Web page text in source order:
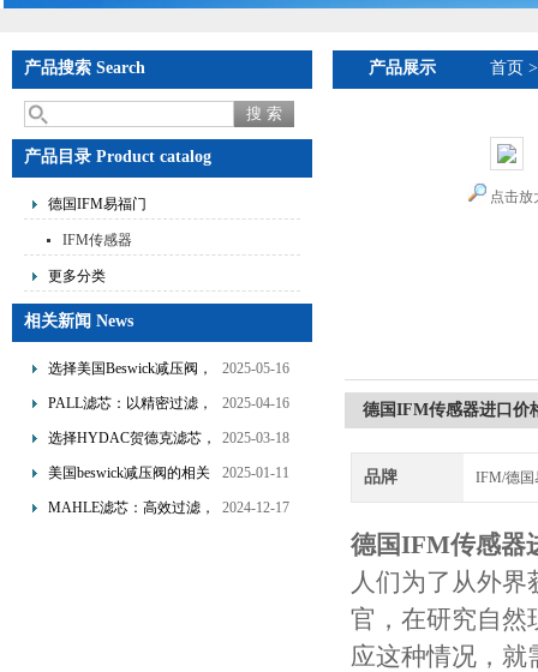
产品搜索 Search
产品目录 Product catalog
德国IFM易福门
IFM传感器
更多分类
相关新闻 News
选择美国Beswick减压阀，
提升流体系统效率
2025-05-16
PALL滤芯：以精密过滤，
为工业流体筑起“隐形安全
2025-04-16
选择HYDAC贺德克滤芯，
享受精准过滤与稳定性能
2025-03-18
美国beswick减压阀的相关
知识
2025-01-11
MAHLE滤芯：高效过滤，
2024-12-17
产品展示 首页
点击放
德国IFM传感器进口价
品牌 IFM/德国
德国IFM传感器
人们为了从外
官，在研究自然
应这种情况，就